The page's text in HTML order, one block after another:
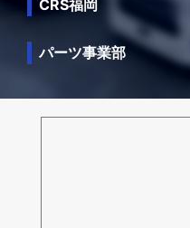
CRS福岡
パーツ事業部